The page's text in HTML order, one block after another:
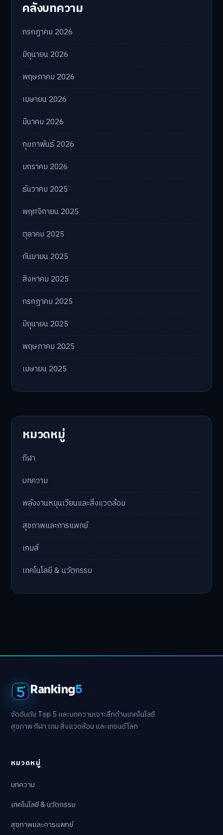
คลังบทความ
กรกฎาคม 2026
มิถุนายน 2026
พฤษภาคม 2026
เมษายน 2026
มีนาคม 2026
กุมภาพันธ์ 2026
มกราคม 2026
ธันวาคม 2025
พฤศจิกายน 2025
ตุลาคม 2025
กันยายน 2025
สิงหาคม 2025
กรกฎาคม 2025
มิถุนายน 2025
พฤษภาคม 2025
เมษายน 2025
หมวดหมู่
กีฬา
บทความ
พลังงานหมุนเวียนและสิ่งแวดล้อม
สุขภาพและการแพทย์
เกมส์
เทคโนโลยี & นวัตกรรม
Ranking5
จัดอันดับ Top 5 และบทความเจาะลึกด้านเทคโนโลยี
สุขภาพ กีฬา เกม สิ่งแวดล้อม และเทรนด์โลก
หมวดหมู่
บทความ
เทคโนโลยี & นวัตกรรม
สุขภาพและการแพทย์